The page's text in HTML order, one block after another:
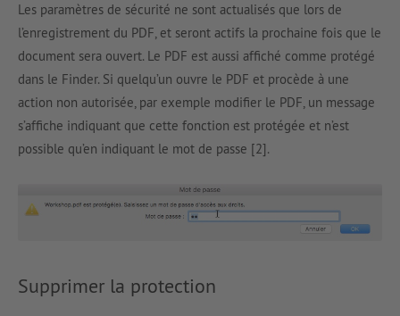
Les paramètres de sécurité ne sont actualisés que lors de
l’enregistrement du PDF, et seront actifs la prochaine fois que le
document sera ouvert. Le PDF est aussi affiché comme protégé
dans le Finder. Si quelqu’un ouvre le PDF et procède à une
action non autorisée, par exemple modifier le PDF, un message
s’affiche indiquant que cette fonction est protégée et n’est
possible qu’en indiquant le mot de passe [2].
Supprimer la protection